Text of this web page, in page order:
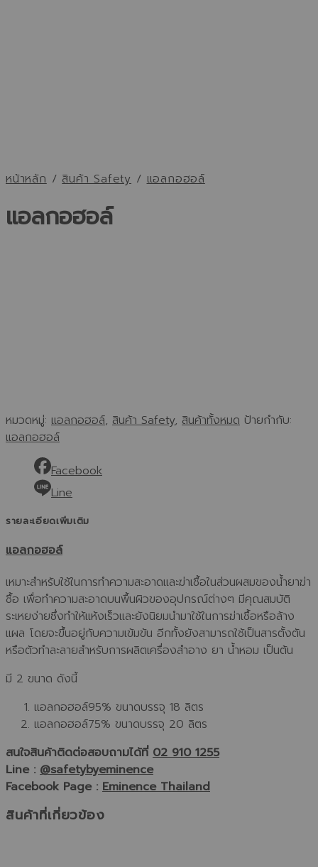
หน้าหลัก / สินค้า Safety / แอลกอฮอล์
แอลกอฮอล์
หมวดหมู่: แอลกอฮอล์, สินค้า Safety, สินค้าทั้งหมด ป้ายกำกับ:
แอลกอฮอล์
Facebook
Line
รายละเอียดเพิ่มเติม
แอลกอฮอล์
เหมาะสำหรับใช้ในการทำความสะอาดและฆ่าเชื้อในส่วนผสมของน้ำยาฆ่า
ชื้อ เพื่อทำความสะอาดบนพื้นผิวของอุปกรณ์ต่างๆ มีคุณสมบัติ
ระเหยง่ายซึ่งทำให้แห้งเร็วและยังนิยมนำมาใช้ในการฆ่าเชื้อหรือล้าง
แผล โดยจะขึ้นอยู่กับความเข้มข้น อีกทั้งยังสามารถใช้เป็นสารตั้งตัน
หรือตัวทำละลายสำหรับการผลิตเครื่องสำอาง ยา น้ำหอม เป็นต้น
มี 2 ขนาด ดังนี้
แอลกอฮอล์95% ขนาดบรรจุ 18 ลิตร
แอลกอฮอล์75% ขนาดบรรจุ 20 ลิตร
สนใจสินค้าติดต่อสอบถามได้ที่ 02 910 1255
Line : @safetybyeminence
Facebook Page : Eminence Thailand
สินค้าที่เกี่ยวข้อง